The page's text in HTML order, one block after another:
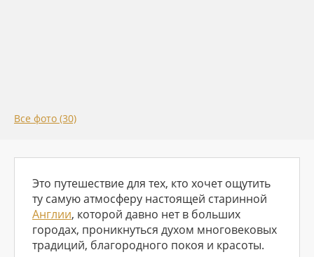
Все фото (30)
Это путешествие для тех, кто хочет ощутить
ту самую атмосферу настоящей старинной
Англии, которой давно нет в больших
городах, проникнуться духом многовековых
традиций, благородного покоя и красоты.